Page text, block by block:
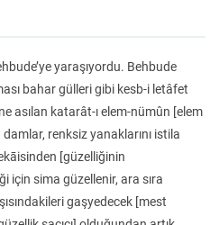
Bilim
yaraşıyordu. Behbude
bahar gülleri gibi kesb-i letâfet
asılan katarât-ı elem-nümûn [elem
renksiz yanaklarını istila
[güzelliğinin
için sima güzellenir, ara sıra
gaşyedecek [mest